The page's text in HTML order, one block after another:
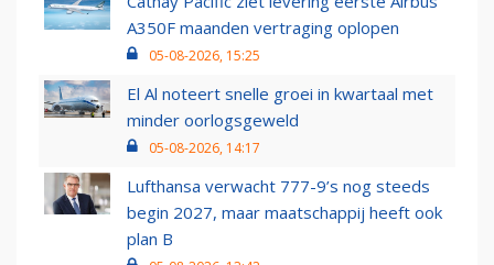
A350F maanden vertraging oplopen
05-08-2026, 15:25
El Al noteert snelle groei in kwartaal met
minder oorlogsgeweld
05-08-2026, 14:17
Lufthansa verwacht 777-9’s nog steeds
begin 2027, maar maatschappij heeft ook
plan B